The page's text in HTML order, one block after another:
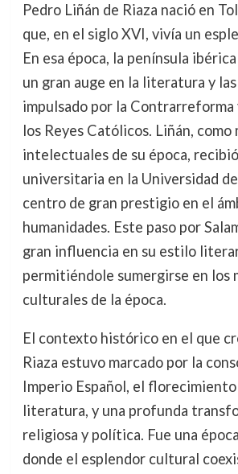
Pedro Liñán de Riaza nació en
que, en el siglo XVI, vivía un
En esa época, la península
un gran auge en la literatura y
impulsado por la Contrarreforma
los Reyes Católicos. Liñán, como
intelectuales de su época,
universitaria en la Universidad de
centro de gran prestigio en el
humanidades. Este paso por
gran influencia en su estilo
permitiéndole sumergirse en los
culturales de la época.
El contexto histórico en el que
Riaza estuvo marcado por la
Imperio Español, el
literatura, y una profunda
religiosa y política. Fue una
donde el esplendor cultural